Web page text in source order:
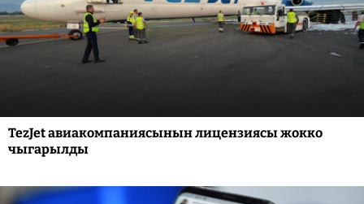
TezJet авиакомпаниясынын лицензиясы жокко
чыгарылды